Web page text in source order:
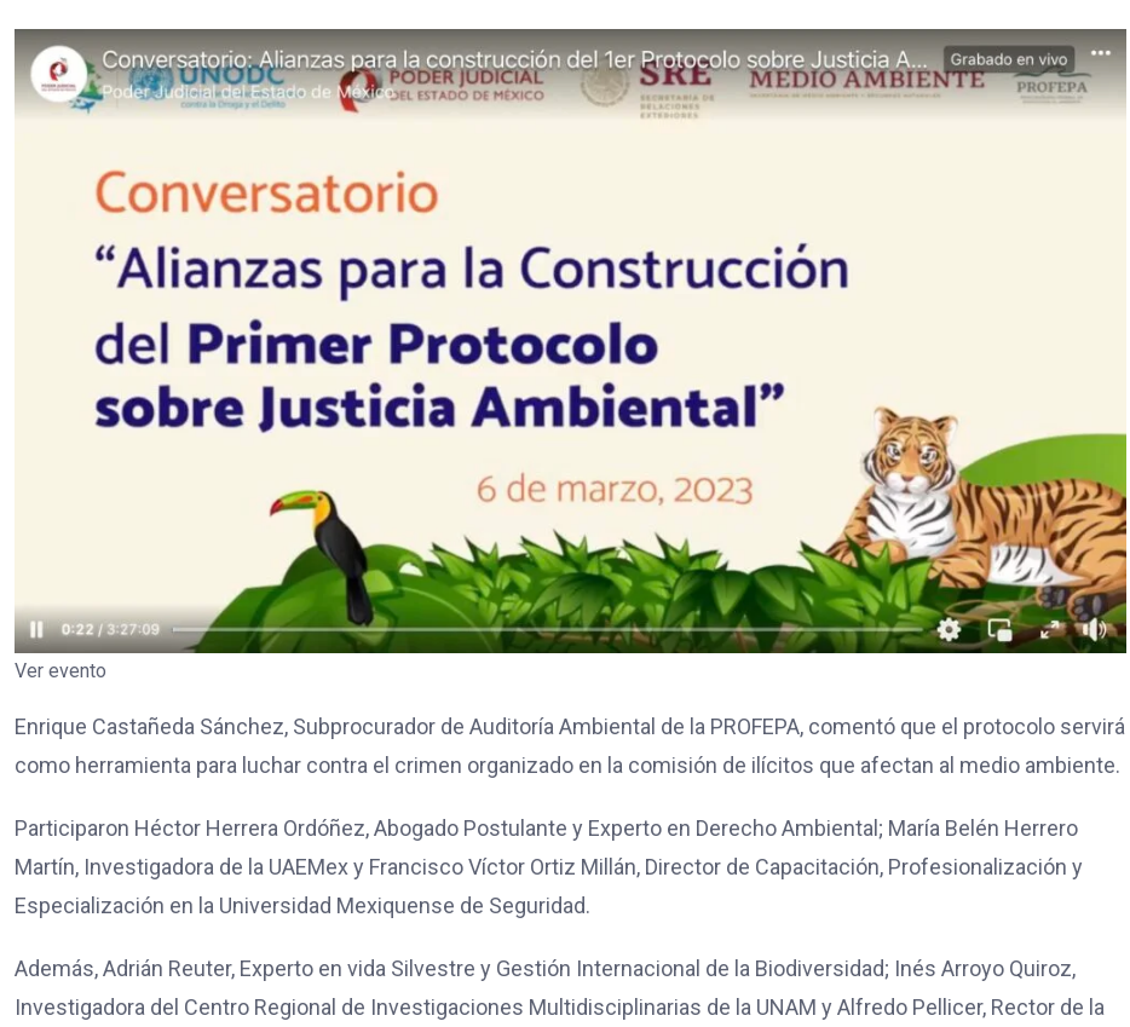
Ver evento
Enrique Castañeda Sánchez, Subprocurador de Auditoría Ambiental de la PROFEPA, comentó que el protocolo servirá
como herramienta para luchar contra el crimen organizado en la comisión de ilícitos que afectan al medio ambiente.
Participaron Héctor Herrera Ordóñez, Abogado Postulante y Experto en Derecho Ambiental; María Belén Herrero
Martín, Investigadora de la UAEMex y Francisco Víctor Ortiz Millán, Director de Capacitación, Profesionalización y
Especialización en la Universidad Mexiquense de Seguridad.
Además, Adrián Reuter, Experto en vida Silvestre y Gestión Internacional de la Biodiversidad; Inés Arroyo Quiroz,
Investigadora del Centro Regional de Investigaciones Multidisciplinarias de la UNAM y Alfredo Pellicer, Rector de la